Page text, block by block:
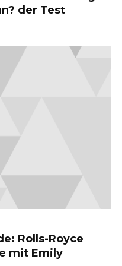
der Test
Rolls-Royce
mit Emily